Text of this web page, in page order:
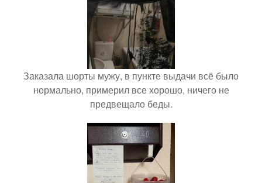
Заказала шорты мужу, в пункте выдачи всё было
нормально, примерил все хорошо, ничего не
предвещало беды.